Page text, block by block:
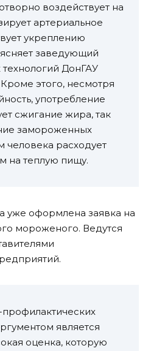
воздействует на
артериальное
укреплению
заведующий
ДонГАУ
этого, несмотря
употребление
сжигание жира, так
замороженных
человека расходует
на теплую пищу.
уже оформлена заявка на
мороженого. Ведутся
является
оценка, которую